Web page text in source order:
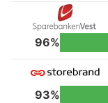
96%
93%